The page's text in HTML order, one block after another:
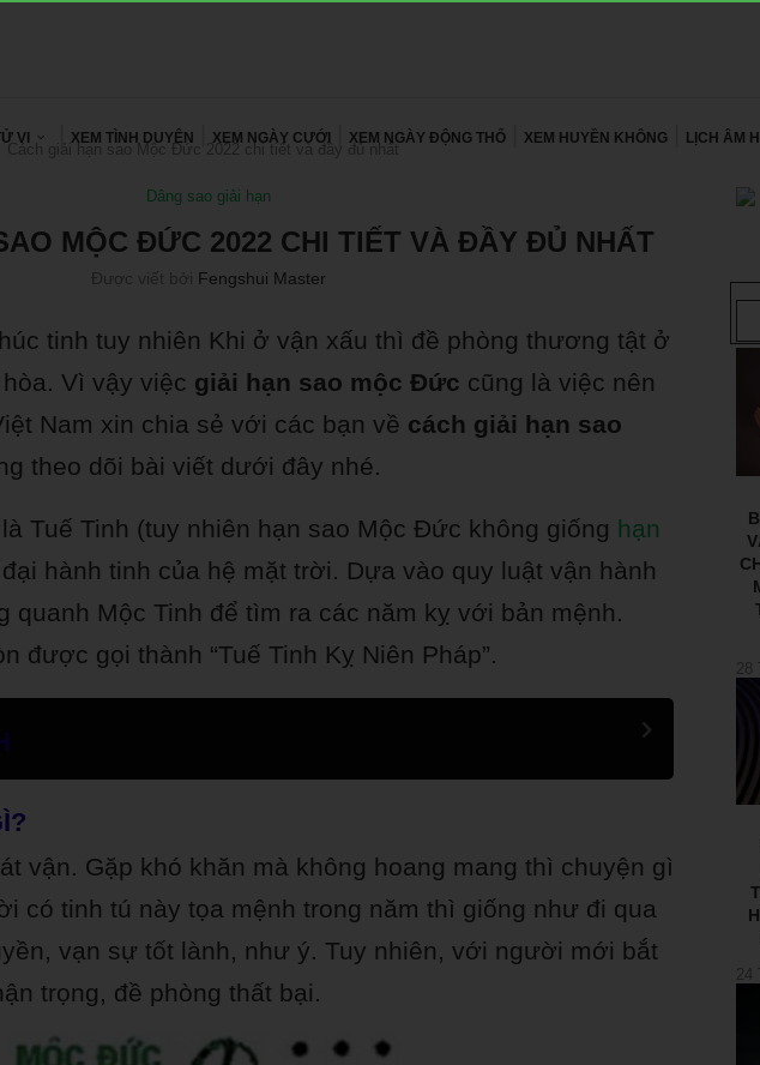
VI XEM TÌNH DUYÊN XEM NGÀY CƯỚI XEM NGÀY ĐỘNG THỔ XEM HUYỀN KHÔNG LỊCH ÂM
Cách giải hạn sao Mộc Đức 2022 chi tiết và đầy đủ nhất
Dâng sao giải hạn
MỘC ĐỨC 2022 CHI TIẾT VÀ ĐẦY ĐỦ NHẤT
Được viết bởi Fengshui Master
tinh tuy nhiên Khi ở vận xấu thì đề phòng thương tật ở
Vì vậy việc giải hạn sao mộc Đức cũng là việc nên
Nam xin chia sẻ với các bạn về cách giải hạn sao
theo dõi bài viết dưới đây nhé.
Tuế Tinh (tuy nhiên hạn sao Mộc Đức không giống hạn
hành tinh của hệ mặt trời. Dựa vào quy luật vận hành
quanh Mộc Tinh để tìm ra các năm kỵ với bản mệnh.
được gọi thành “Tuế Tinh Kỵ Niên Pháp”.
vận. Gặp khó khăn mà không hoang mang thì chuyện gì
có tinh tú này tọa mệnh trong năm thì giống như đi qua
vạn sự tốt lành, như ý. Tuy nhiên, với người mới bắt
trọng, đề phòng thất bại.
24